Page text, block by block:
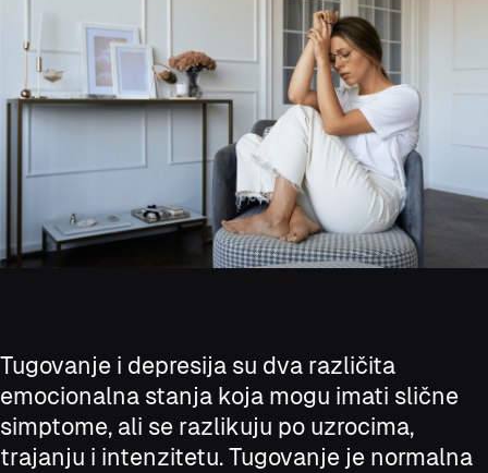
Tugovanje i depresija su dva različita
emocionalna stanja koja mogu imati slične
simptome, ali se razlikuju po uzrocima,
trajanju i intenzitetu. Tugovanje je normalna